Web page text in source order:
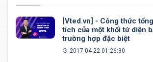
[Vted.vn] - Công thức
tích của một khối tứ diện
trường hợp đặc biệt
2017-04-22 01:26:30